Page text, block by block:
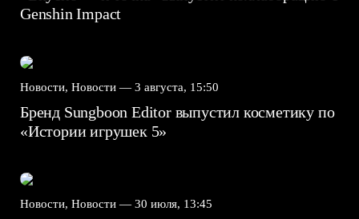
Genshin Impact⁠⁠
Новости, Новости — 3 августа, 15:50
Бренд Sungboon Editor выпустил косметику по
«Истории игрушек 5»
Новости, Новости — 30 июля, 13:45